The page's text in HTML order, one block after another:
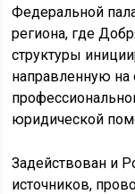
Федеральной
региона, где
структуры
направленную
юридической
Задействован и
источников,